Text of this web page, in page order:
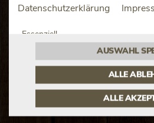
Datenschutzerklärung
Essenziell
AUSWAHL
ALLE
ALLE
Sahnesauce, Käse